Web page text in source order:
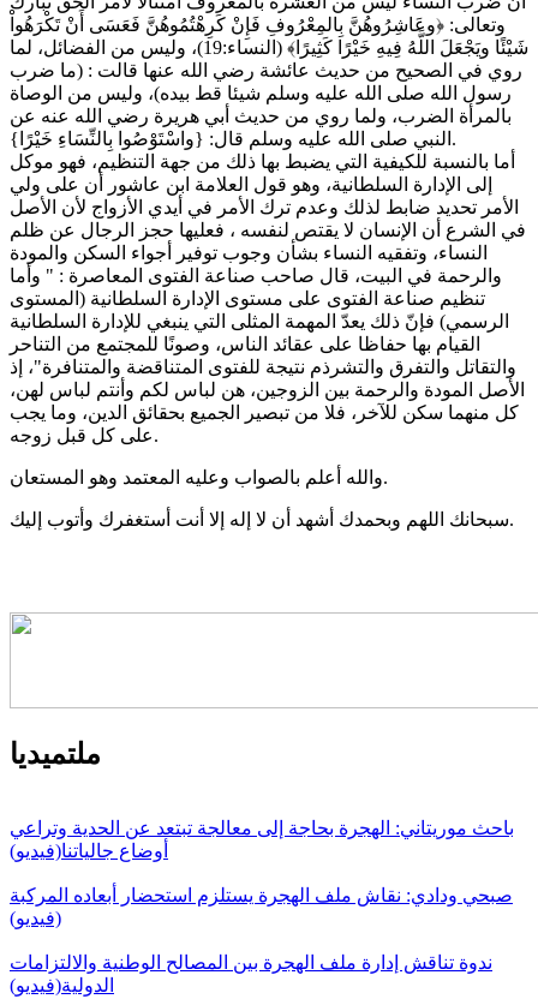
وتعالى: ﴿وعَاشِرُوهُنَّ بِالمِعْرُوفِ فَإِنْ كَرِهْتُمُوهُنَّ فَعَسَى أَنْ تَكْرَهُواْ
شَيْئًا ويَجْعَلَ اللَّهُ فِيهِ خَيْرًا كَثِيرًا﴾ (النساء:19)، وليس من الفضائل، لما
روي في الصحيح من حديث عائشة رضي الله عنها قالت : (ما ضرب
رسول الله صلى الله عليه وسلم شيئا قط بيده)، وليس من الوصاة
بالمرأة الضرب، ولما روي من حديث أبي هريرة رضي الله عنه عن
النبي صلى الله عليه وسلم قال: {واسْتَوْصُوا بِالنِّسَاءِ خَيْرًا}.
أما بالنسبة للكيفية التي يضبط بها ذلك من جهة التنظيم، فهو موكل
إلى الإدارة السلطانية، وهو قول العلامة ابن عاشور أن على ولي
الأمر تحديد ضابط لذلك وعدم ترك الأمر في أيدي الأزواج لأن الأصل
في الشرع أن الإنسان لا يقتص لنفسه ، فعليها حجز الرجال عن ظلم
النساء، وتفقيه النساء بشأن وجوب توفير أجواء السكن والمودة
والرحمة في البيت، قال صاحب صناعة الفتوى المعاصرة : " وأما
تنظيم صناعة الفتوى على مستوى الإدارة السلطانية (المستوى
الرسمي) فإنّ ذلك يعدّ المهمة المثلى التي ينبغي للإدارة السلطانية
القيام بها حفاظا على عقائد الناس، وصونًا للمجتمع من التناحر
والتقاتل والتفرق والتشرذم نتيجة للفتوى المتناقضة والمتنافرة"، إذ
الأصل المودة والرحمة بين الزوجين، هن لباس لكم وأنتم لباس لهن،
كل منهما سكن للآخر، فلا من تبصير الجميع بحقائق الدين، وما يجب
على كل قبل زوجه.
والله أعلم بالصواب وعليه المعتمد وهو المستعان.
سبحانك اللهم وبحمدك أشهد أن لا إله إلا أنت أستغفرك وأتوب إليك.
ملتميديا
باحث موريتاني: الهجرة بحاجة إلى معالجة تبتعد عن الحدية وتراعي
أوضاع جالياتنا(فيديو)
صبحي ودادي: نقاش ملف الهجرة يستلزم استحضار أبعاده المركبة
(فيديو)
ندوة تناقش إدارة ملف الهجرة بين المصالح الوطنية والالتزامات
الدولية(فيديو)